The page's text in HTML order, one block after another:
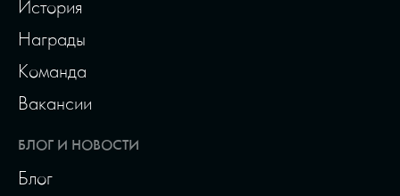
История
Награды
Команда
Вакансии
БЛОГ И НОВОСТИ
Блог